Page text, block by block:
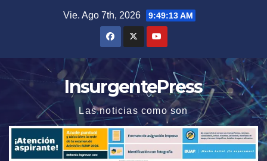
Vie. Ago 7th, 2026 9:49:14 AM
InsurgentePress
Las noticias como son